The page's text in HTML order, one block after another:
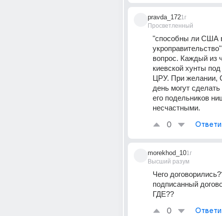
pravda_172
Просветленный
1г
"способны ли США
вопрос. Каждый из
киевской хунты
ЦРУ. При желании,
день могут
его подельников
несчастными.
0
morekhod_10
Высший разум
1г
Чего
подписанный
ГДЕ??
0